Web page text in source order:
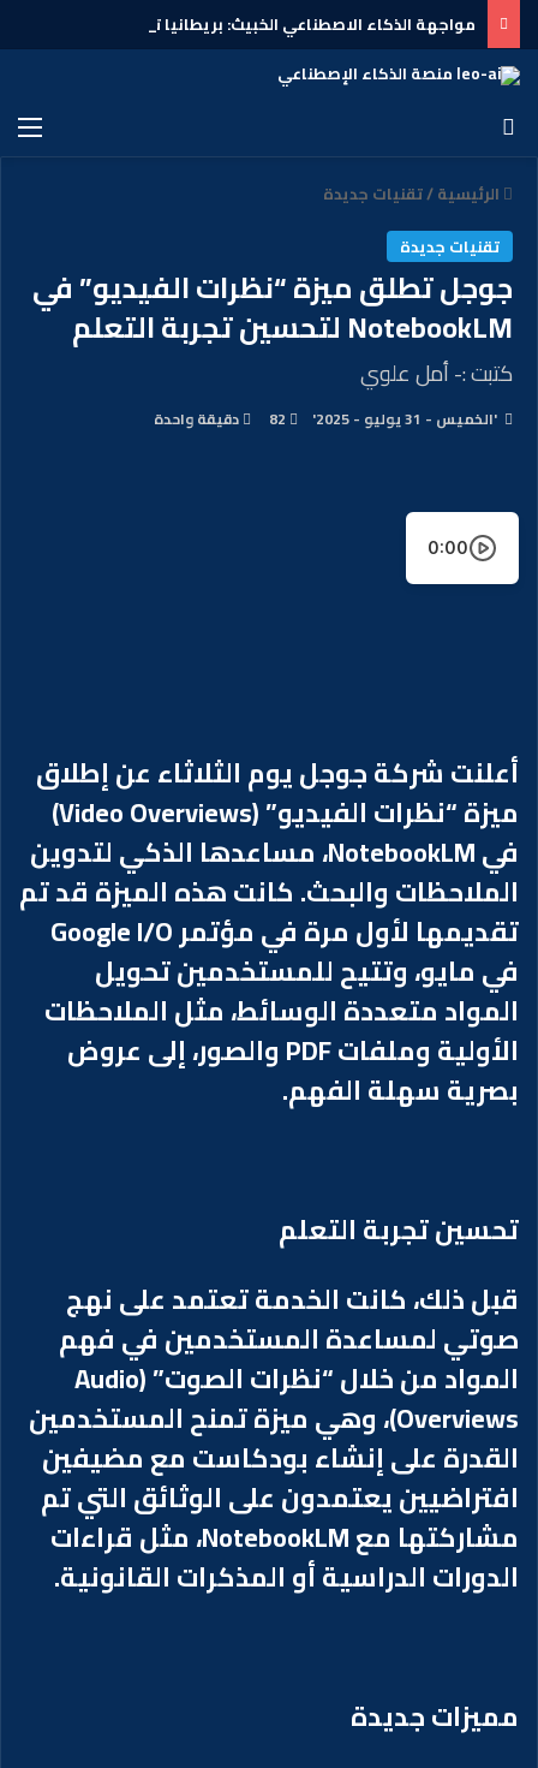
الرئيسية/تقنيات جديدة
تقنيات جديدة
جوجل تطلق ميزة “نظرات الفيديو” في
NotebookLM لتحسين تجربة التعلم
كتبت :- أمل علوي
'الخميس - 31 يوليو - 2025' 82 دقيقة واحدة
0:00
أعلنت شركة جوجل يوم الثلاثاء عن إطلاق
ميزة “نظرات الفيديو” (Video Overviews)
في NotebookLM، مساعدها الذكي لتدوين
الملاحظات والبحث. كانت هذه الميزة قد تم
تقديمها لأول مرة في مؤتمر Google I/O
في مايو، وتتيح للمستخدمين تحويل
المواد متعددة الوسائط، مثل الملاحظات
الأولية وملفات PDF والصور، إلى عروض
بصرية سهلة الفهم.
تحسين تجربة التعلم
قبل ذلك، كانت الخدمة تعتمد على نهج
صوتي لمساعدة المستخدمين في فهم
المواد من خلال “نظرات الصوت” (Audio
Overviews)، وهي ميزة تمنح المستخدمين
القدرة على إنشاء بودكاست مع مضيفين
افتراضيين يعتمدون على الوثائق التي تم
مشاركتها مع NotebookLM، مثل قراءات
الدورات الدراسية أو المذكرات القانونية.
مميزات جديدة